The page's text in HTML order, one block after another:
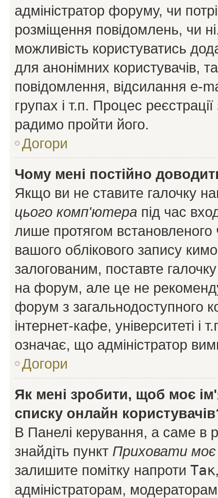
адміністратор форуму, чи
розміщення повідомлень, чи
можливість користуватись
для анонімних користувачів,
повідомлення, відсилання e-
групах і т.п. Процес
радимо пройти його.
Догори
Чому мені постійно
Якщо ви не ставите галочку
цього комп'ютера під час
лише протягом встановленого
вашого облікового запису
залогованим, поставте
на форум, але це не
форум з загальнодоступного
інтернет-кафе, університеті і
означає, що адміністратор
Догори
Як мені зробити, щоб моє
списку онлайн
В Панелі керування, а саме в
знайдіть пункт Приховати моє
залишите помітку напроти Так
адміністраторам,